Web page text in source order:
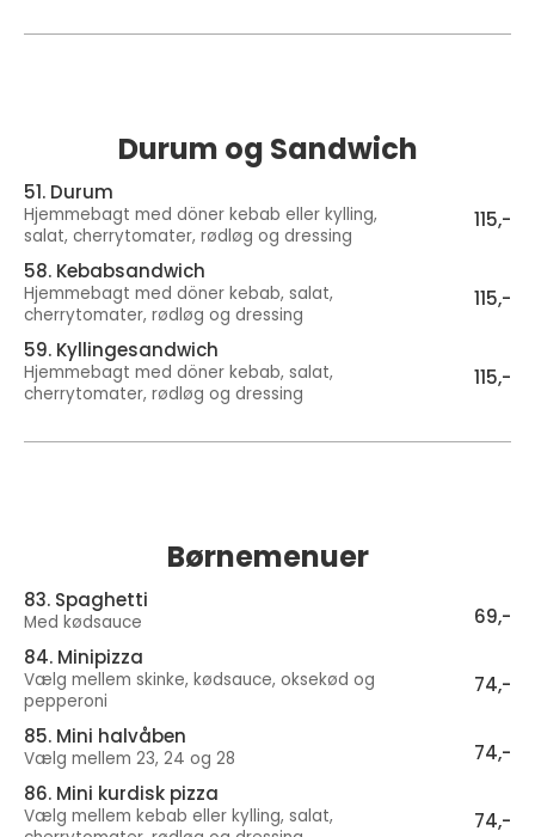
Durum og Sandwich
51. Durum
Hjemmebagt med döner kebab eller kylling,
salat, cherrytomater, rødløg og dressing
115,-
58. Kebabsandwich
Hjemmebagt med döner kebab, salat,
cherrytomater, rødløg og dressing
115,-
59. Kyllingesandwich
Hjemmebagt med döner kebab, salat,
cherrytomater, rødløg og dressing
115,-
Børnemenuer
83. Spaghetti
Med kødsauce
69,-
84. Minipizza
Vælg mellem skinke, kødsauce, oksekød og
pepperoni
74,-
85. Mini halvåben
Vælg mellem 23, 24 og 28
74,-
86. Mini kurdisk pizza
Vælg mellem kebab eller kylling, salat,
74,-